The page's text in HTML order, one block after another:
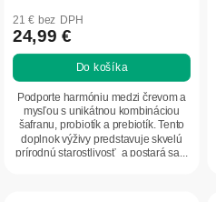
21 € bez DPH
24,99 €
Do košíka
Podporte harmóniu medzi črevom a
mysľou s unikátnou kombináciou
šafranu, probiotík a prebiotík. Tento
doplnok výživy predstavuje skvelú
prírodnú starostlivosť a postará sa...